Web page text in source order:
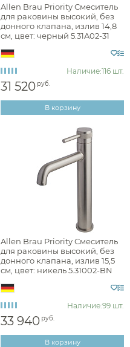
Allen Brau Priority Смеситель
для раковины высокий, без
донного клапана, излив 14,8
см, цвет: черный 5.31A02-31
Наличие:116 шт.
31 520 руб.
В корзину
Allen Brau Priority Смеситель
для раковины высокий, без
донного клапана, излив 15,5
см, цвет: никель 5.31002-BN
Наличие:99 шт.
33 940 руб.
В корзину